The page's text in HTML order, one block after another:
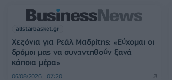
allstarbasket.gr
Χεζόνια για Ρεάλ Μαδρίτης: «Εύχομαι οι
δρόμοι μας να συναντηθούν ξανά
κάποια μέρα»
06/08/2026 - 07:20